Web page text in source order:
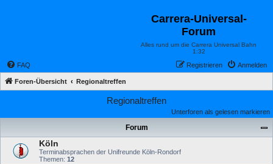
Carrera-Universal-
Forum
Alles rund um die Carrera Universal Bahn
1:32
FAQ Anmelden
Registrieren
Foren-Übersicht Regionaltreffen
Regionaltreffen
Unterforen als gelesen markieren
Forum
Köln
Terminabsprachen der Unifreunde Köln-Rondorf
Themen: 12